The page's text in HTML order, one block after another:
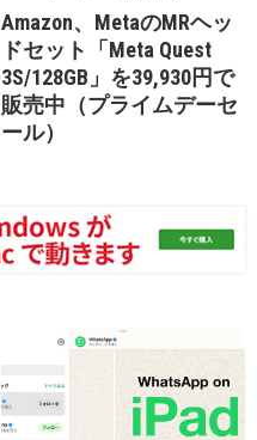
Amazon、MetaのMRヘッ
ドセット「Meta Quest
3S/128GB」を39,930円で
販売中（プライムデーセ
ール）